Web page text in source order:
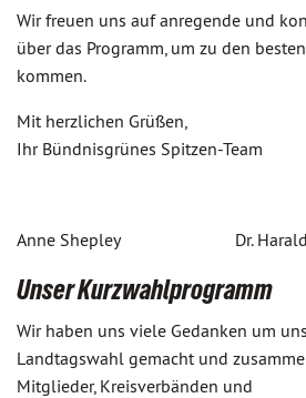
Wir freuen uns auf anregende und
über das Programm, um zu den
kommen.
Mit herzlichen Grüßen,
Ihr Bündnisgrünes Spitzen-Team
Anne Shepley Dr. Harald
Unser Kurzwahlprogramm
Wir haben uns viele Gedanken um
Landtagswahl gemacht und
Mitglieder, Kreisverbänden und